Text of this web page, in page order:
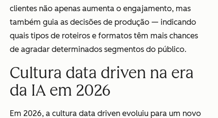
clientes não apenas aumenta o engajamento, mas
também guia as decisões de produção — indicando
quais tipos de roteiros e formatos têm mais chances
de agradar determinados segmentos do público.
Cultura data driven na era
da IA em 2026
Em 2026, a cultura data driven evoluiu para um novo